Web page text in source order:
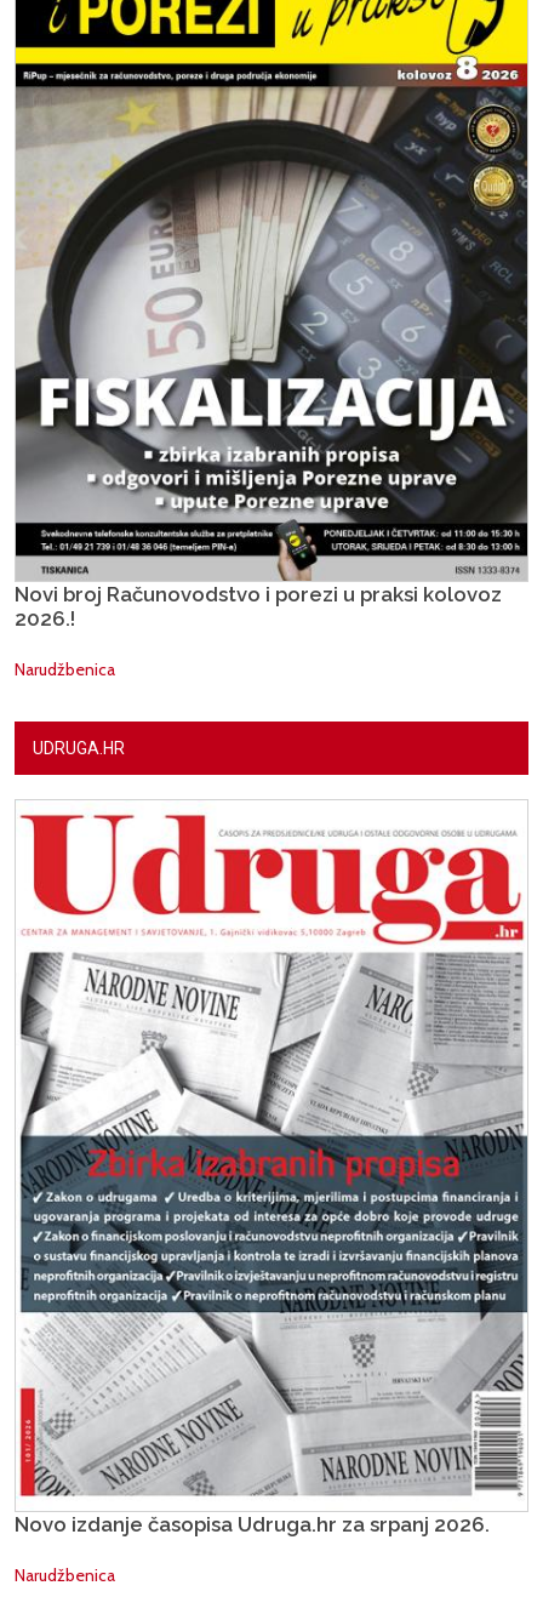
Novi broj Računovodstvo i porezi u praksi kolovoz
2026.!
Narudžbenica
UDRUGA.HR
Novo izdanje časopisa Udruga.hr za srpanj 2026.
Narudžbenica